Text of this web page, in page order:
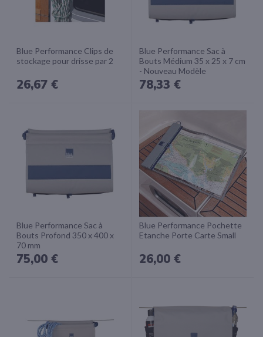
Blue Performance Clips de
stockage pour drisse par 2
26,67 €
Blue Performance Sac à
Bouts Médium 35 x 25 x 7 cm
- Nouveau Modèle
78,33 €
Blue Performance Sac à
Bouts Profond 350 x 400 x
70 mm
75,00 €
Blue Performance Pochette
Etanche Porte Carte Small
26,00 €